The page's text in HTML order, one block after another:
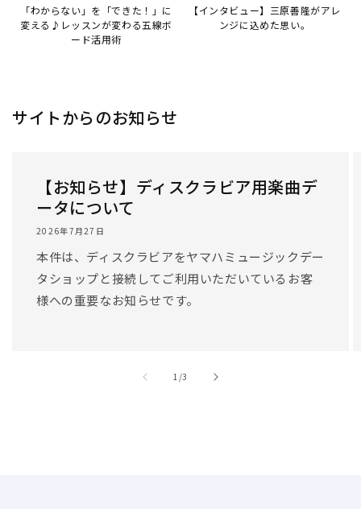
「わからない」を「できた！」に
変える♪レッスンが変わる五線ボ
ード活用術
【インタビュー】三原善隆がアレ
ンジに込めた思い。
サイトからのお知らせ
【お知らせ】ディスクラビア用楽曲デ
ータについて
2026年7月27日
本件は、ディスクラビアをヤマハミュージックデー
タショップと接続してご利用いただいているお客
様への重要なお知らせです。
1 //3